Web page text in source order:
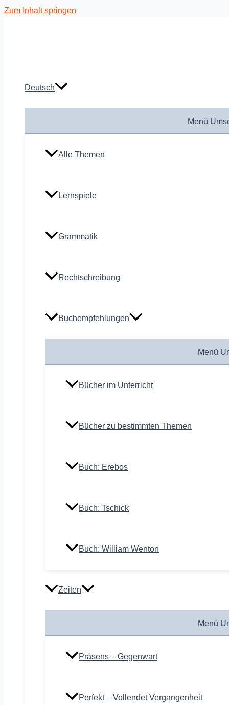
Zum Inhalt springen
Deutsch
Menü
Alle Themen
Lernspiele
Grammatik
Rechtschreibung
Buchempfehlungen
Menü
Bücher im Unterricht
Bücher zu bestimmten Themen
Buch: Erebos
Buch: Tschick
Buch: William Wenton
Zeiten
Menü
Präsens – Gegenwart
Perfekt – Vollendet Vergangenheit